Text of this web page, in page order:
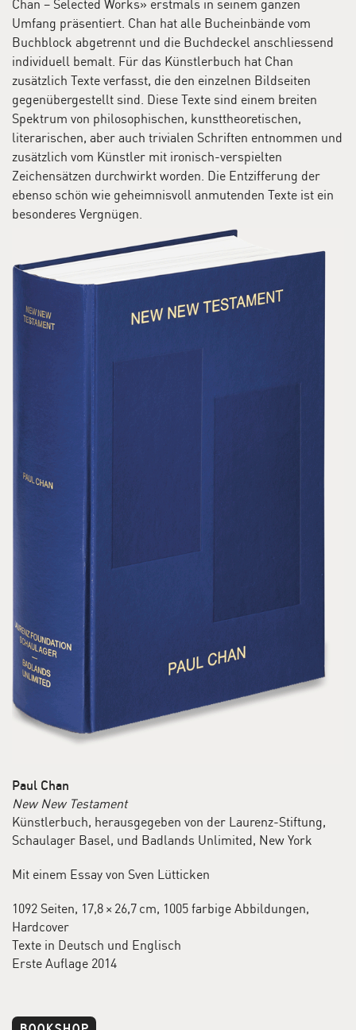
Positionen ihre Stimme behaupten, ihre Verbundenheit
sich aber gleichzeitig im breiten Fluss der Narration
zeigt. Ein Spannungsbogen zieht sich über die ganze
Ausstellung hinweg – sichtbar auf den ersten Blick in
den Arguments, die sich wie ein Flechtwerk über die
Räume erstrecken oder die wie der Faden der Ariadne
im Labyrinth des Minotaurus Orientierung bieten.
Man kann sich verlieren im Netz der Werke von Paul
Chan, sie geben Rätsel auf und legen Fährten, die ins
Dickicht verlaufen. Die Werke sprechen in einer
Sprache, die man nicht unmittelbar versteht, vieles
erscheint fremd, anderes doch vertraut. Einige
Referenzen, auf die Chan eingeht, sind unmittelbar klar,
andere Quellen offenbaren sich erst, wenn man weiter
forscht. Die Zitate und Ideen, die historischen Bezüge
und literarischen Grundlagen sind ebenso in unserer
von Paul Chan verlieren die Anspielungen und Hinweise
ihre ursprüngliche Zugehörigkeit und gehen unter in
Das Konzept der Ausstellung verläuft entlang von
Achsen – Himmel und Erde, diesseits und jenseits, dem
Traum von einer andersartigen Welt und der Realität
unseres Daseins. Während die Werke im Erdgeschoss
um positive wie negative Utopien kreisen, sieht sich der
Betrachter im Untergeschoss mit Szenarien einer in
aller Härte durchbrechenden Realität konfrontiert. Aber
keine Sorge, es ist nur Kunst. Und wer hat schon Angst
vor Kunst?
Chan – Selected Works» erstmals in seinem ganzen
Umfang präsentiert. Chan hat alle Bucheinbände vom
Buchblock abgetrennt und die Buchdeckel anschliessend
individuell bemalt. Für das Künstlerbuch hat Chan
zusätzlich Texte verfasst, die den einzelnen Bildseiten
gegenübergestellt sind. Diese Texte sind einem breiten
Spektrum von philosophischen, kunsttheoretischen,
literarischen, aber auch trivialen Schriften entnommen und
zusätzlich vom Künstler mit ironisch-verspielten
Zeichensätzen durchwirkt worden. Die Entzifferung der
ebenso schön wie geheimnisvoll anmutenden Texte ist ein
besonderes Vergnügen.
Paul Chan
New New Testament
Künstlerbuch, herausgegeben von der Laurenz-Stiftung,
Schaulager Basel, und Badlands Unlimited, New York
Mit einem Essay von Sven Lütticken
1092 Seiten, 17,8 × 26,7 cm, 1005 farbige Abbildungen,
Hardcover
Texte in Deutsch und Englisch
Erste Auflage 2014